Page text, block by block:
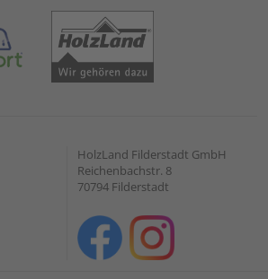
HolzLand Filderstadt GmbH
Reichenbachstr. 8
70794 Filderstadt